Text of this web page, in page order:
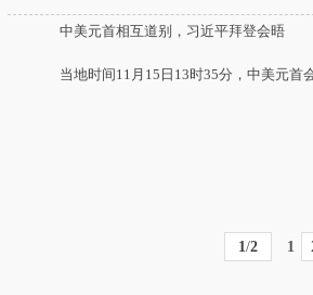
中美元首相互道别，习近平拜登会晤
当地时间11月15日13时35分，中美元首会
1/2 1